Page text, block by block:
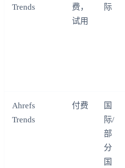
Trends
费，
试用
际
Ahrefs
Trends
付费
国
际/
部
分
国